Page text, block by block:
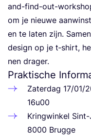
and-find-out-
om je nieu­we
en te laten zijn.
design op je t‑shirt,
nen drager.
Praktische
Zater­dag 17/01/
16u00
Kring­win­kel
8000 Brugge